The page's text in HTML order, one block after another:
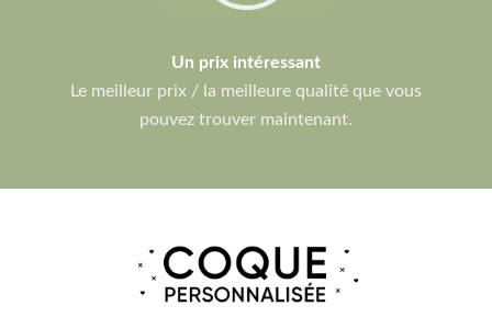
Un prix intéressant
Le meilleur prix / la meilleure qualité que vous
pouvez trouver maintenant.